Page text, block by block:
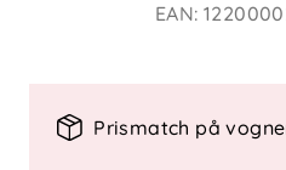
har seks
Spesielle
EAN:
Prismatch på